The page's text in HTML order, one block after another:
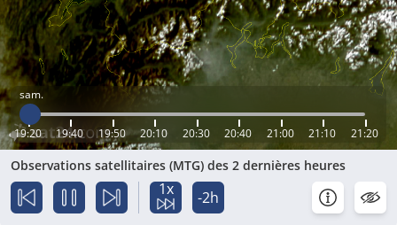
sam.
19:20 19:40 19:50 20:10 20:30 20:40 21:00 21:10 21:20
Observations satellitaires (MTG) des 2 dernières heures
1x -2h